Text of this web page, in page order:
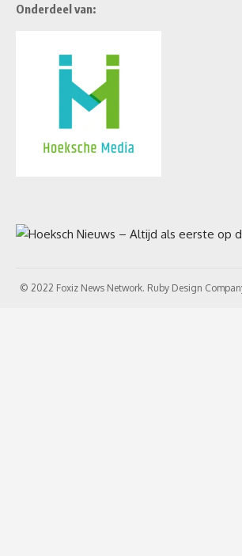
Onderdeel van:
© 2022 Foxiz News Network. Ruby Design